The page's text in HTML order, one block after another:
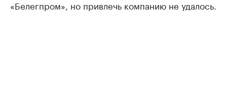
«Белегпром», но привлечь компанию не удалось.